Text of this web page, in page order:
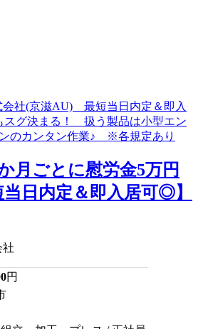
月ごとに慰労金5万円
日内定＆即入居可◎】
社
円